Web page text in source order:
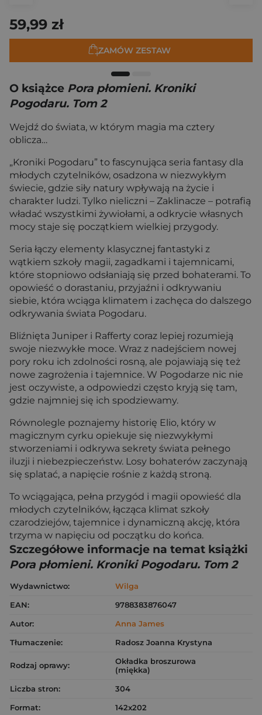
59,99 zł
ZAMÓW ZESTAW
O książce Pora płomieni. Kroniki
Pogodaru. Tom 2
Wejdź do świata, w którym magia ma cztery
oblicza…
„Kroniki Pogodaru” to fascynująca seria fantasy dla
młodych czytelników, osadzona w niezwykłym
świecie, gdzie siły natury wpływają na życie i
charakter ludzi. Tylko nieliczni – Zaklinacze – potrafią
władać wszystkimi żywiołami, a odkrycie własnych
mocy staje się początkiem wielkiej przygody.
Seria łączy elementy klasycznej fantastyki z
wątkiem szkoły magii, zagadkami i tajemnicami,
które stopniowo odsłaniają się przed bohaterami. To
opowieść o dorastaniu, przyjaźni i odkrywaniu
siebie, która wciąga klimatem i zachęca do dalszego
odkrywania świata Pogodaru.
Bliźnięta Juniper i Rafferty coraz lepiej rozumieją
swoje niezwykłe moce. Wraz z nadejściem nowej
pory roku ich zdolności rosną, ale pojawiają się też
nowe zagrożenia i tajemnice. W Pogodarze nic nie
jest oczywiste, a odpowiedzi często kryją się tam,
gdzie najmniej się ich spodziewamy.
Równolegle poznajemy historię Elio, który w
magicznym cyrku opiekuje się niezwykłymi
stworzeniami i odkrywa sekrety świata pełnego
iluzji i niebezpieczeństw. Losy bohaterów zaczynają
się splatać, a napięcie rośnie z każdą stroną.
To wciągająca, pełna przygód i magii opowieść dla
młodych czytelników, łącząca klimat szkoły
czarodziejów, tajemnice i dynamiczną akcję, która
trzyma w napięciu od początku do końca.
Szczegółowe informacje na temat książki
Pora płomieni. Kroniki Pogodaru. Tom 2
Wydawnictwo:
Wilga
EAN:
9788383876047
Autor:
Anna James
Tłumaczenie:
Radosz Joanna Krystyna
Rodzaj oprawy:
Okładka broszurowa
(miękka)
Liczba stron:
304
Format:
142x202